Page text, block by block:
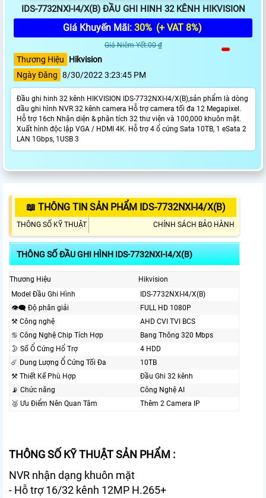
IDS-7732NXI-I4/X(B) ĐẦU GHI HINH 32 KÊNH HIKVISION
Giá Khuyến Mãi: 30% (+ VAT 8%)
Giá Niêm Yết:00 ₫
Thương Hiệu
Hikvision
Ngày Đăng 8/30/2022 3:23:45 PM
Đầu ghi hinh 32 kênh HIKVISION IDS-7732NXI-I4/X(B),sản phẩm là dòng
dầu ghi hình NVR 32 kênh camera Hỗ trợ camera tối đa 12 Megapixel.
Hỗ trợ 16ch Nhận diện & phân tích 32 thư viện và 100,000 khuôn mặt.
Xuất hình độc lập VGA / HDMI 4K. Hỗ trợ 4 ổ cứng Sata 10TB, 1 eSata 2
LAN 1Gbps, 1USB 3
📖 THÔNG TIN SẢN PHẨM IDS-7732NXI-I4/X(B)
THÔNG SỐ KỸ THUẬT CHÍNH SÁCH BẢO HÀNH
THÔNG SỐ ĐẦU GHI HÌNH IDS-7732NXI-I4/X(B)
Thương Hiệu
Hikvision
Model Đầu Ghi Hình
IDS-7732NXI-I4/X(B)
👁️‍🗨 Độ phân giải
FULL HD 1080P
⚒ Công nghệ
AHD CVI TVI BCS
♋ Công Nghệ Chip Tích Hợp
Bang Thông 320 Mbps
🌛 Số Ổ Cứng Hổ Trợ
4 HDD
☄️ Dung Lượng Ổ Cứng Tối Đa
10TB
⚒ Thiết Kế Phù Hợp
Đầu Ghi 32 kênh
📡 Chức năng
Công Nghệ AI
🥈️ Ưu Điểm Nên Quan Tâm
Thêm 2 Camera IP
THÔNG SỐ KỸ THUẬT SẢN PHẨM :
NVR nhận dạng khuôn mặt
- Hỗ trợ 16/32 kênh 12MP H.265+